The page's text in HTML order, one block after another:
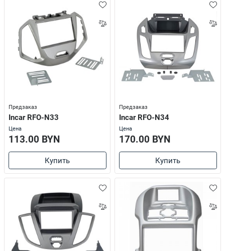
Предзаказ
Incar RFO-N33
Цена
113.00 BYN
Купить
Предзаказ
Incar RFO-N34
Цена
170.00 BYN
Купить